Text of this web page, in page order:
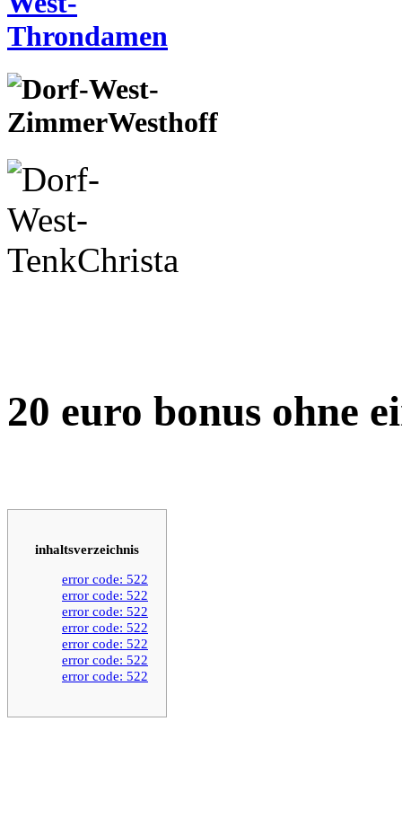
20 euro bonus ohne
inhaltsverzeichnis
error code: 522
error code: 522
error code: 522
error code: 522
error code: 522
error code: 522
error code: 522